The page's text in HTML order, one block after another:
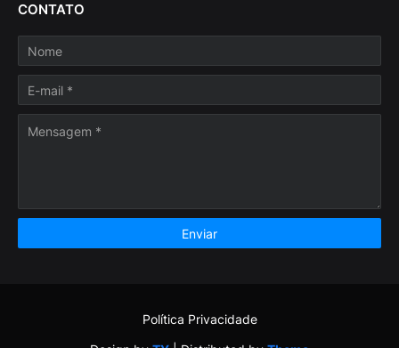
CONTATO
Política Privacidade